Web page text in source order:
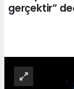
gerçektir”